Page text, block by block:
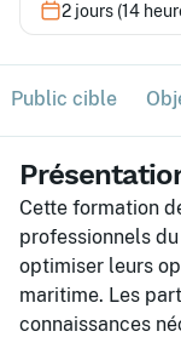
2 jours (14
Public cible
Cette formation
professionnels
optimiser leurs
maritime. Les
connaissances